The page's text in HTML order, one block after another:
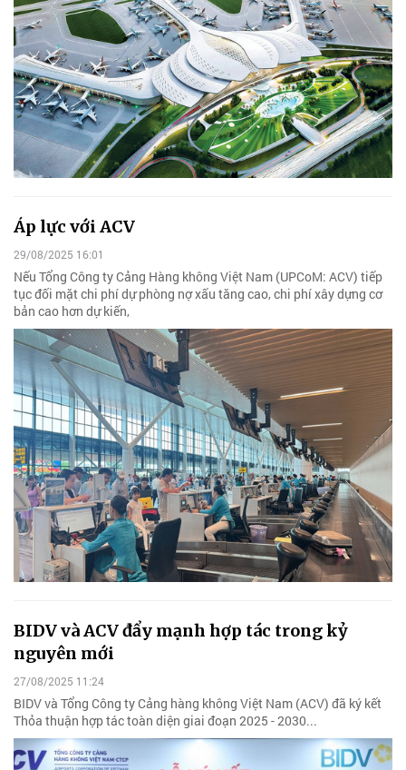
Áp lực với ACV
29/08/2025 16:01
Nếu Tổng Công ty Cảng Hàng không Việt Nam (UPCoM: ACV) tiếp
tục đối mặt chi phí dự phòng nợ xấu tăng cao, chi phí xây dựng cơ
bản cao hơn dự kiến,
BIDV và ACV đẩy mạnh hợp tác trong kỷ
nguyên mới
27/08/2025 11:24
BIDV và Tổng Công ty Cảng hàng không Việt Nam (ACV) đã ký kết
Thỏa thuận hợp tác toàn diện giai đoạn 2025 - 2030...